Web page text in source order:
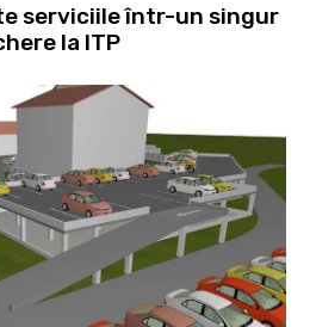
serviciile într-un singur
la ITP